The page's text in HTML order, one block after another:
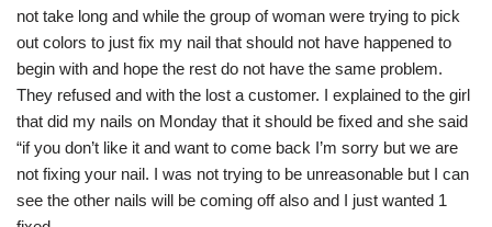
not take long and while the group of woman were trying to pick
out colors to just fix my nail that should not have happened to
begin with and hope the rest do not have the same problem.
They refused and with the lost a customer. I explained to the girl
that did my nails on Monday that it should be fixed and she said
“if you don’t like it and want to come back I’m sorry but we are
not fixing your nail. I was not trying to be unreasonable but I can
see the other nails will be coming off also and I just wanted 1